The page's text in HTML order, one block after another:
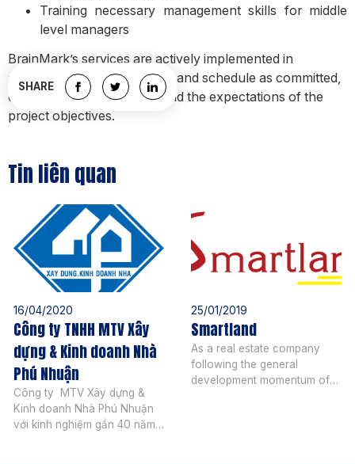
Training necessary management skills for middle
level managers
BrainMark’s services are actively implemented in
accordance with work items and schedule as committed,
ensuring good results beyond the expectations of the
project objectives.
SHARE
Tin liên quan
16/04/2020
Công ty TNHH MTV Xây
dựng & Kinh doanh Nhà
Phú Nhuận
Công ty MTV Xây dựng &
Kinh doanh Nhà Phú Nhuận
với kinh nghiệm gần 40 năm
25/01/2019
Smartland
As a real estate company
following the general
development momentum of